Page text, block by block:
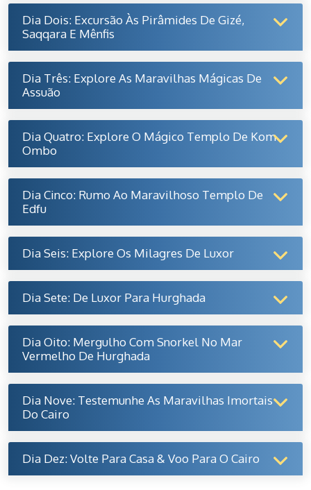
Dia Dois: Excursão Às Pirâmides De Gizé,
Saqqara E Mênfis
Dia Três: Explore As Maravilhas Mágicas De
Assuão
Dia Quatro: Explore O Mágico Templo De Kom
Ombo
Dia Cinco: Rumo Ao Maravilhoso Templo De
Edfu
Dia Seis: Explore Os Milagres De Luxor
Dia Sete: De Luxor Para Hurghada
Dia Oito: Mergulho Com Snorkel No Mar
Vermelho De Hurghada
Dia Nove: Testemunhe As Maravilhas Imortais
Do Cairo
Dia Dez: Volte Para Casa & Voo Para O Cairo